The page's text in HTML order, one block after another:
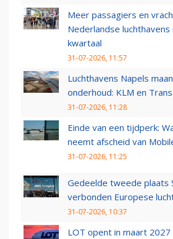
Meer passagiers en
Nederlandse
kwartaal
31-07-2026, 11:57
Luchthavens Napels
onderhoud: KLM en
31-07-2026, 11:28
Einde van een tijdperk:
neemt afscheid van
31-07-2026, 11:25
Gedeelde tweede plaats
verbonden Europese
31-07-2026, 10:37
LOT opent in maart